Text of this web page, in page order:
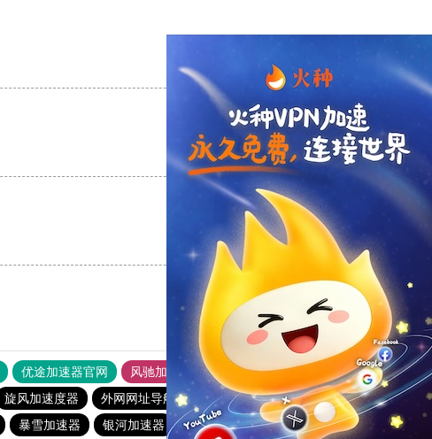
支持
支持[0] 反对[0]
支持[0] 反对[0]
优途加速器官网 风驰加速器
旋风加速器
旋风加速度器 外网网址导航 软件中心
纵云梯加速器
暴雪加速器 银河加速器 橘子加速器 vp(永久免费)加速器